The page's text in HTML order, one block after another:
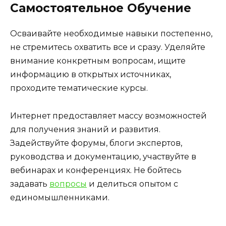
Самостоятельное Обучение
Осваивайте необходимые навыки постепенно,
не стремитесь охватить все и сразу. Уделяйте
внимание конкретным вопросам, ищите
информацию в открытых источниках,
проходите тематические курсы.
Интернет предоставляет массу возможностей
для получения знаний и развития.
Задействуйте форумы, блоги экспертов,
руководства и документацию, участвуйте в
вебинарах и конференциях. Не бойтесь
задавать вопросы и делиться опытом с
единомышленниками.